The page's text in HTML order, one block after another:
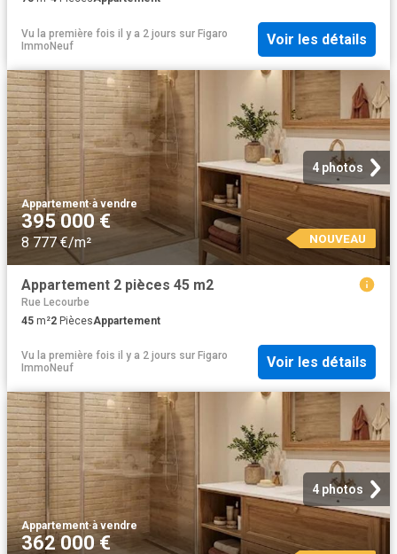
Vu la première fois il y a 2 jours sur Figaro
ImmoNeuf
Voir les détails
4 photos
Appartement·à vendre
395 000 €
8 777 €/m² NOUVEAU
Appartement 2 pièces 45 m2
Rue Lecourbe
45 m²2 PiècesAppartement
Vu la première fois il y a 2 jours sur Figaro
ImmoNeuf
Voir les détails
4 photos
Appartement·à vendre
362 000 €